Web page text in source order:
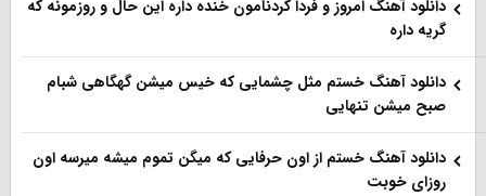
دانلود آهنگ امروز و فردا کردنامون خنده داره این حال و روزمونه که
گریه داره
دانلود آهنگ خستم مثل چشمایی که خیس میشن گهگاهی شبام
صبح میشن تنهایی
دانلود آهنگ خستم از اون حرفایی که میگن تموم میشه میرسه اون
روزای خوبت